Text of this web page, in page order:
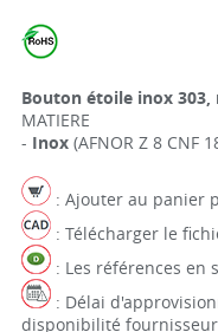
Bouton étoile inox 303,
MATIERE
- Inox(AFNOR Z 8 CNF
: Ajouter au panier
: Télécharger le
: Les références en
: Délai
disponibilité fournisseur